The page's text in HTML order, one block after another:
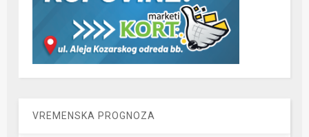
VREMENSKA PROGNOZA